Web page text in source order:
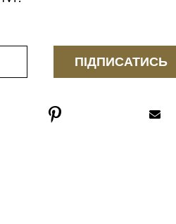
ПІДПИСАТИСЬ